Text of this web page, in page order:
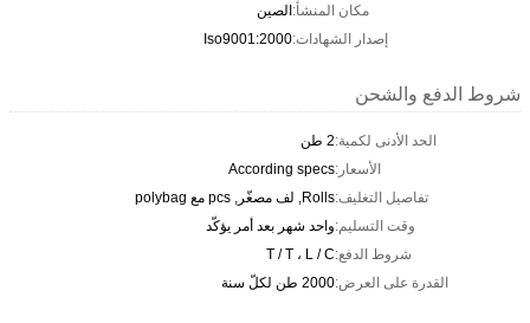
مكان المنشأ:الصين
إصدار الشهادات:Iso9001:2000
شروط الدفع والشحن
الحد الأدنى لكمية:2 طن
الأسعار:According specs
تفاصيل التغليف:Rolls, لف مصغّر, pcs مع polybag
وقت التسليم:واحد شهر بعد أمر يؤكّد
شروط الدفع:T / T ، L / C
القدرة على العرض:2000 طن لكلّ سنة